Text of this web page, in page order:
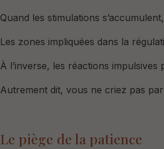
Quand les stimulations
Les zones impliquées dans la
À l’inverse, les réactions impulsives
Autrement dit, vous ne criez pas
Le piège de la patience